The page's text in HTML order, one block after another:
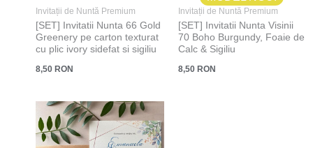
Invitații de Nuntă Premium
[SET] Invitatii Nunta 66 Gold
Greenery pe carton texturat
cu plic ivory sidefat si sigiliu
8,50 RON
Invitații de Nuntă Premium
[SET] Invitatii Nunta Visinii
70 Boho Burgundy, Foaie de
Calc & Sigiliu
8,50 RON